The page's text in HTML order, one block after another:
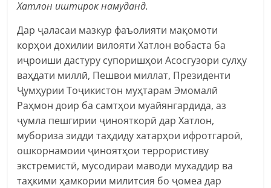
Хатлон иштирок намуданд.
Дар ҷаласаи мазкур фаъолияти мақомоти
корҳои дохилии вилояти Хатлон вобаста ба
иҷроиши дастуру супоришҳои Асосгузори сулҳу
ваҳдати миллӣ, Пешвои миллат, Президенти
Ҷумҳурии Тоҷикистон муҳтарам Эмомалӣ
Раҳмон доир ба самтҳои муайянгардида, аз
ҷумла пешгирии ҷинояткорӣ дар Хатлон,
мубориза зидди таҳдиду хатарҳои ифротгароӣ,
ошкорнамоии ҷиноятҳои террористиву
экстремистӣ, мусодираи маводи мухаддир ва
таҳкими ҳамкории милитсия бо ҷомеа дар